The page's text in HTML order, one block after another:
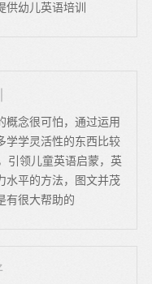
幼儿英语培训
概念很可怕，通过运用
学学灵活性的东西比较
引领儿童英语启蒙，英
水平的方法，图文并茂
有很大帮助的